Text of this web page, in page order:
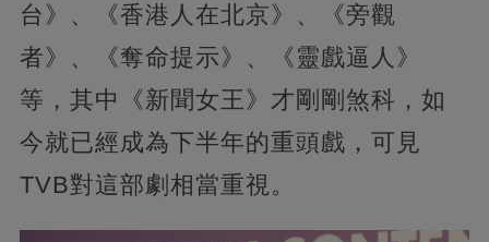
台》、《香港人在北京》、《旁觀
者》、《奪命提示》、《靈戲逼人》
等，其中《新聞女王》才剛剛煞科，如
今就已經成為下半年的重頭戲，可見
TVB對這部劇相當重視。